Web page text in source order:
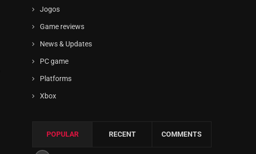
Jogos
Game reviews
News & Updates
PC game
Platforms
Xbox
POPULAR RECENT COMMENTS